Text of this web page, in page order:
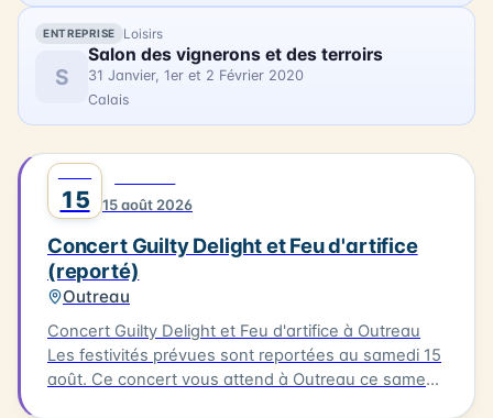
ENTREPRISE Loisirs
S
Salon des vignerons et des terroirs
31 Janvier, 1er et 2 Février 2020
Calais
15 15 août 2026
Concert Guilty Delight et Feu d'artifice
(reporté)
Outreau
Concert Guilty Delight et Feu d'artifice à Outreau
Les festivités prévues sont reportées au samedi 15
août. Ce concert vous attend à Outreau ce samedi